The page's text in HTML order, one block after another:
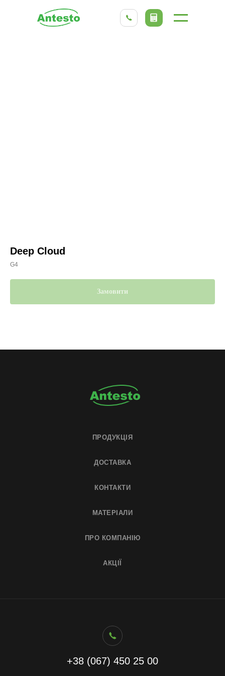
Deep Cloud
G4
Замовити
+38 (067) 450 25 00
ПРОДУКЦІЯ
МАТЕРІАЛИ
АКЦІЇ
ДОСТАВКА
ПРО КОМПАНІЮ
КОНТАКТИ